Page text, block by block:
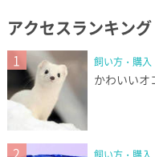
アクセスランキング
1 飼い方・購入
かわいい
2